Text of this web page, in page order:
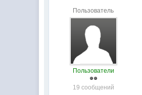
Пользователь
Пользователи
19 сообщений